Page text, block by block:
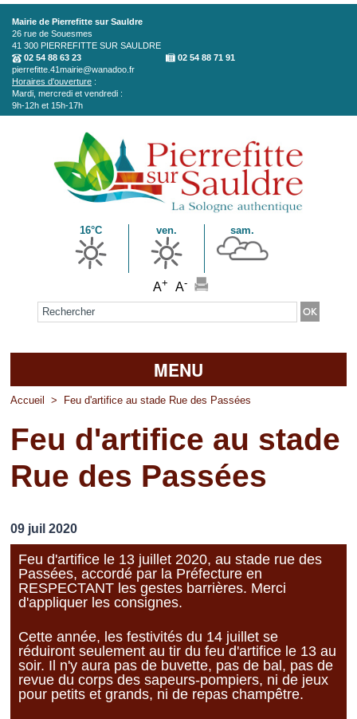
Aller au contenu principal
Mairie de Pierrefitte sur Sauldre
26 rue de Souesmes
41 300 PIERREFITTE SUR SAULDRE
02 54 88 63 23
02 54 88 71 91
pierrefitte.41mairie@wanadoo.fr
Horaires d'ouverture :
Mardi, mercredi et vendredi :
9h-12h et 15h-17h
16°C ven. sam.
A+ A-
Formulaire de recherche
MENU
Accueil
La mairie
Découvrir Pierrefitte
Vos professionnels
Loisirs
Accueil > Feu d'artifice au stade Rue des Passées
Feu d'artifice au stade
Rue des Passées
09 juil 2020
Feu d'artifice le 13 juillet 2020, au stade rue des
Passées, accordé par la Préfecture en
RESPECTANT les gestes barrières. Merci
d'appliquer les consignes.
Cette année, les festivités du 14 juillet se
réduiront seulement au tir du feu d'artifice le 13 au
soir. Il n'y aura pas de buvette, pas de bal, pas de
revue du corps des sapeurs-pompiers, ni de jeux
pour petits et grands, ni de repas champêtre.